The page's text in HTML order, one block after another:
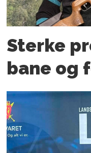
Sterke
bane og